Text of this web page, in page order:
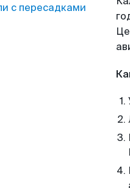
с пересадками